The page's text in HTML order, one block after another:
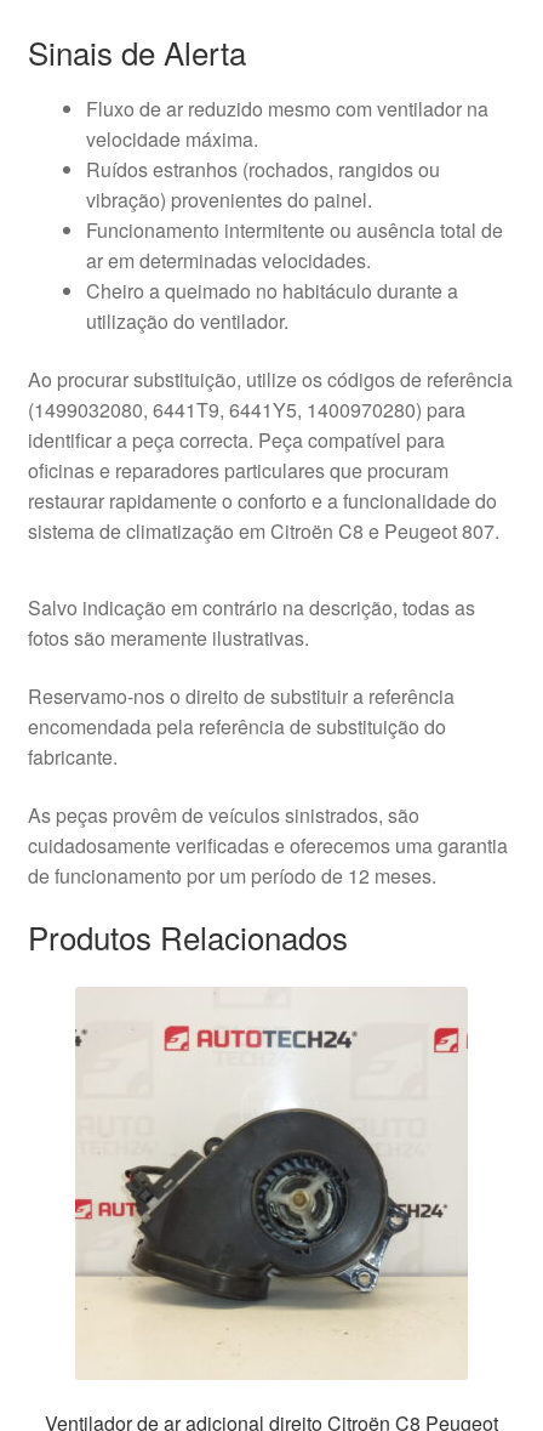
Sinais de Alerta
Fluxo de ar reduzido mesmo com ventilador na
velocidade máxima.
Ruídos estranhos (rochados, rangidos ou
vibração) provenientes do painel.
Funcionamento intermitente ou ausência total de
ar em determinadas velocidades.
Cheiro a queimado no habitáculo durante a
utilização do ventilador.
Ao procurar substituição, utilize os códigos de referência
(1499032080, 6441T9, 6441Y5, 1400970280) para
identificar a peça correcta. Peça compatível para
oficinas e reparadores particulares que procuram
restaurar rapidamente o conforto e a funcionalidade do
sistema de climatização em Citroën C8 e Peugeot 807.
Salvo indicação em contrário na descrição, todas as
fotos são meramente ilustrativas.
Reservamo-nos o direito de substituir a referência
encomendada pela referência de substituição do
fabricante.
As peças provêm de veículos sinistrados, são
cuidadosamente verificadas e oferecemos uma garantia
de funcionamento por um período de 12 meses.
Produtos Relacionados
Ventilador de ar adicional direito Citroën C8 Peugeot